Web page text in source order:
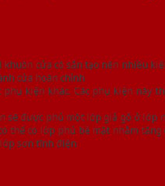
cửa có sẵn tạo nên nhiều
cửa hoàn chỉnh
phụ kiện khác. Các phụ kiện
được phủ một lớp giả gỗ ở lớp
thể có lớp phủ bề mặt nhằm
sơn tĩnh điện.